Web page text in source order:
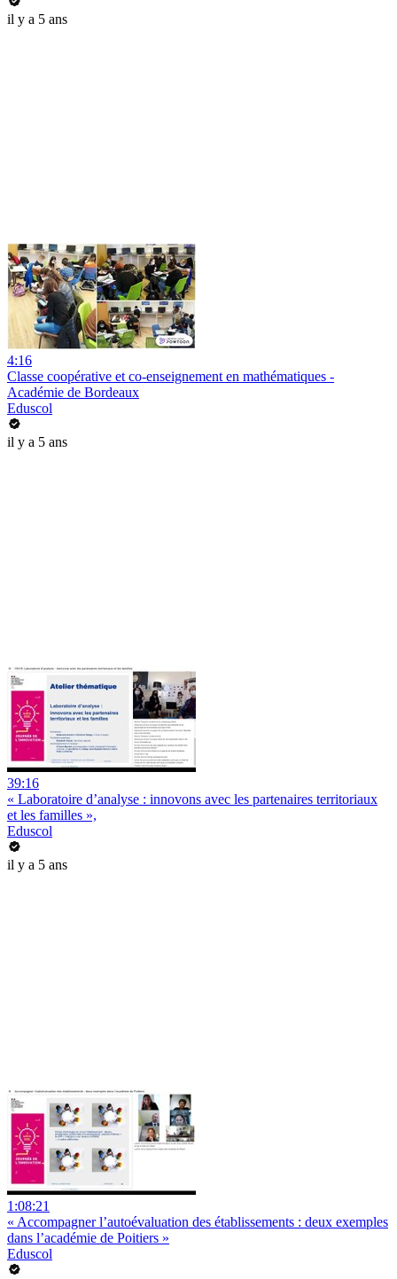
il y a 5 ans
4:16
Classe coopérative et co-enseignement en mathématiques -
Académie de Bordeaux
Eduscol
il y a 5 ans
39:16
« Laboratoire d’analyse : innovons avec les partenaires territoriaux
et les familles »,
Eduscol
il y a 5 ans
1:08:21
« Accompagner l’autoévaluation des établissements : deux exemples
dans l’académie de Poitiers »
Eduscol